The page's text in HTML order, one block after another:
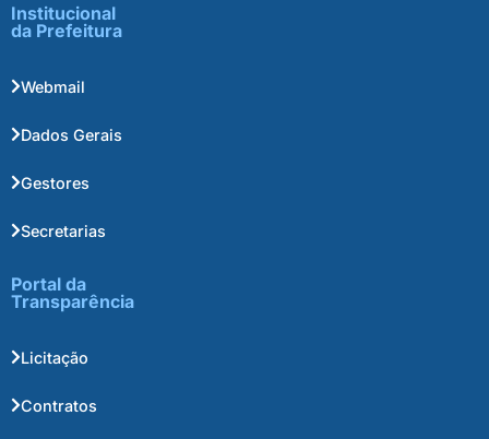
Institucional
da Prefeitura
Webmail
Dados Gerais
Gestores
Secretarias
Portal da
Transparência
Licitação
Contratos